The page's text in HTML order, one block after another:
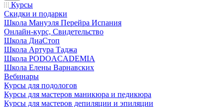
Курсы
Скидки и подарки
Школа Мануэля Перейра Испания
Онлайн-курс, Свидетельство
Школа ДиаСтоп
Школа Артура Таджа
Школа PODOACADEMIA
Школа Елены Варнавских
Вебинары
Курсы для подологов
Курсы для мастеров маникюра и педикюра
Курсы для мастеров депиляции и эпиляции